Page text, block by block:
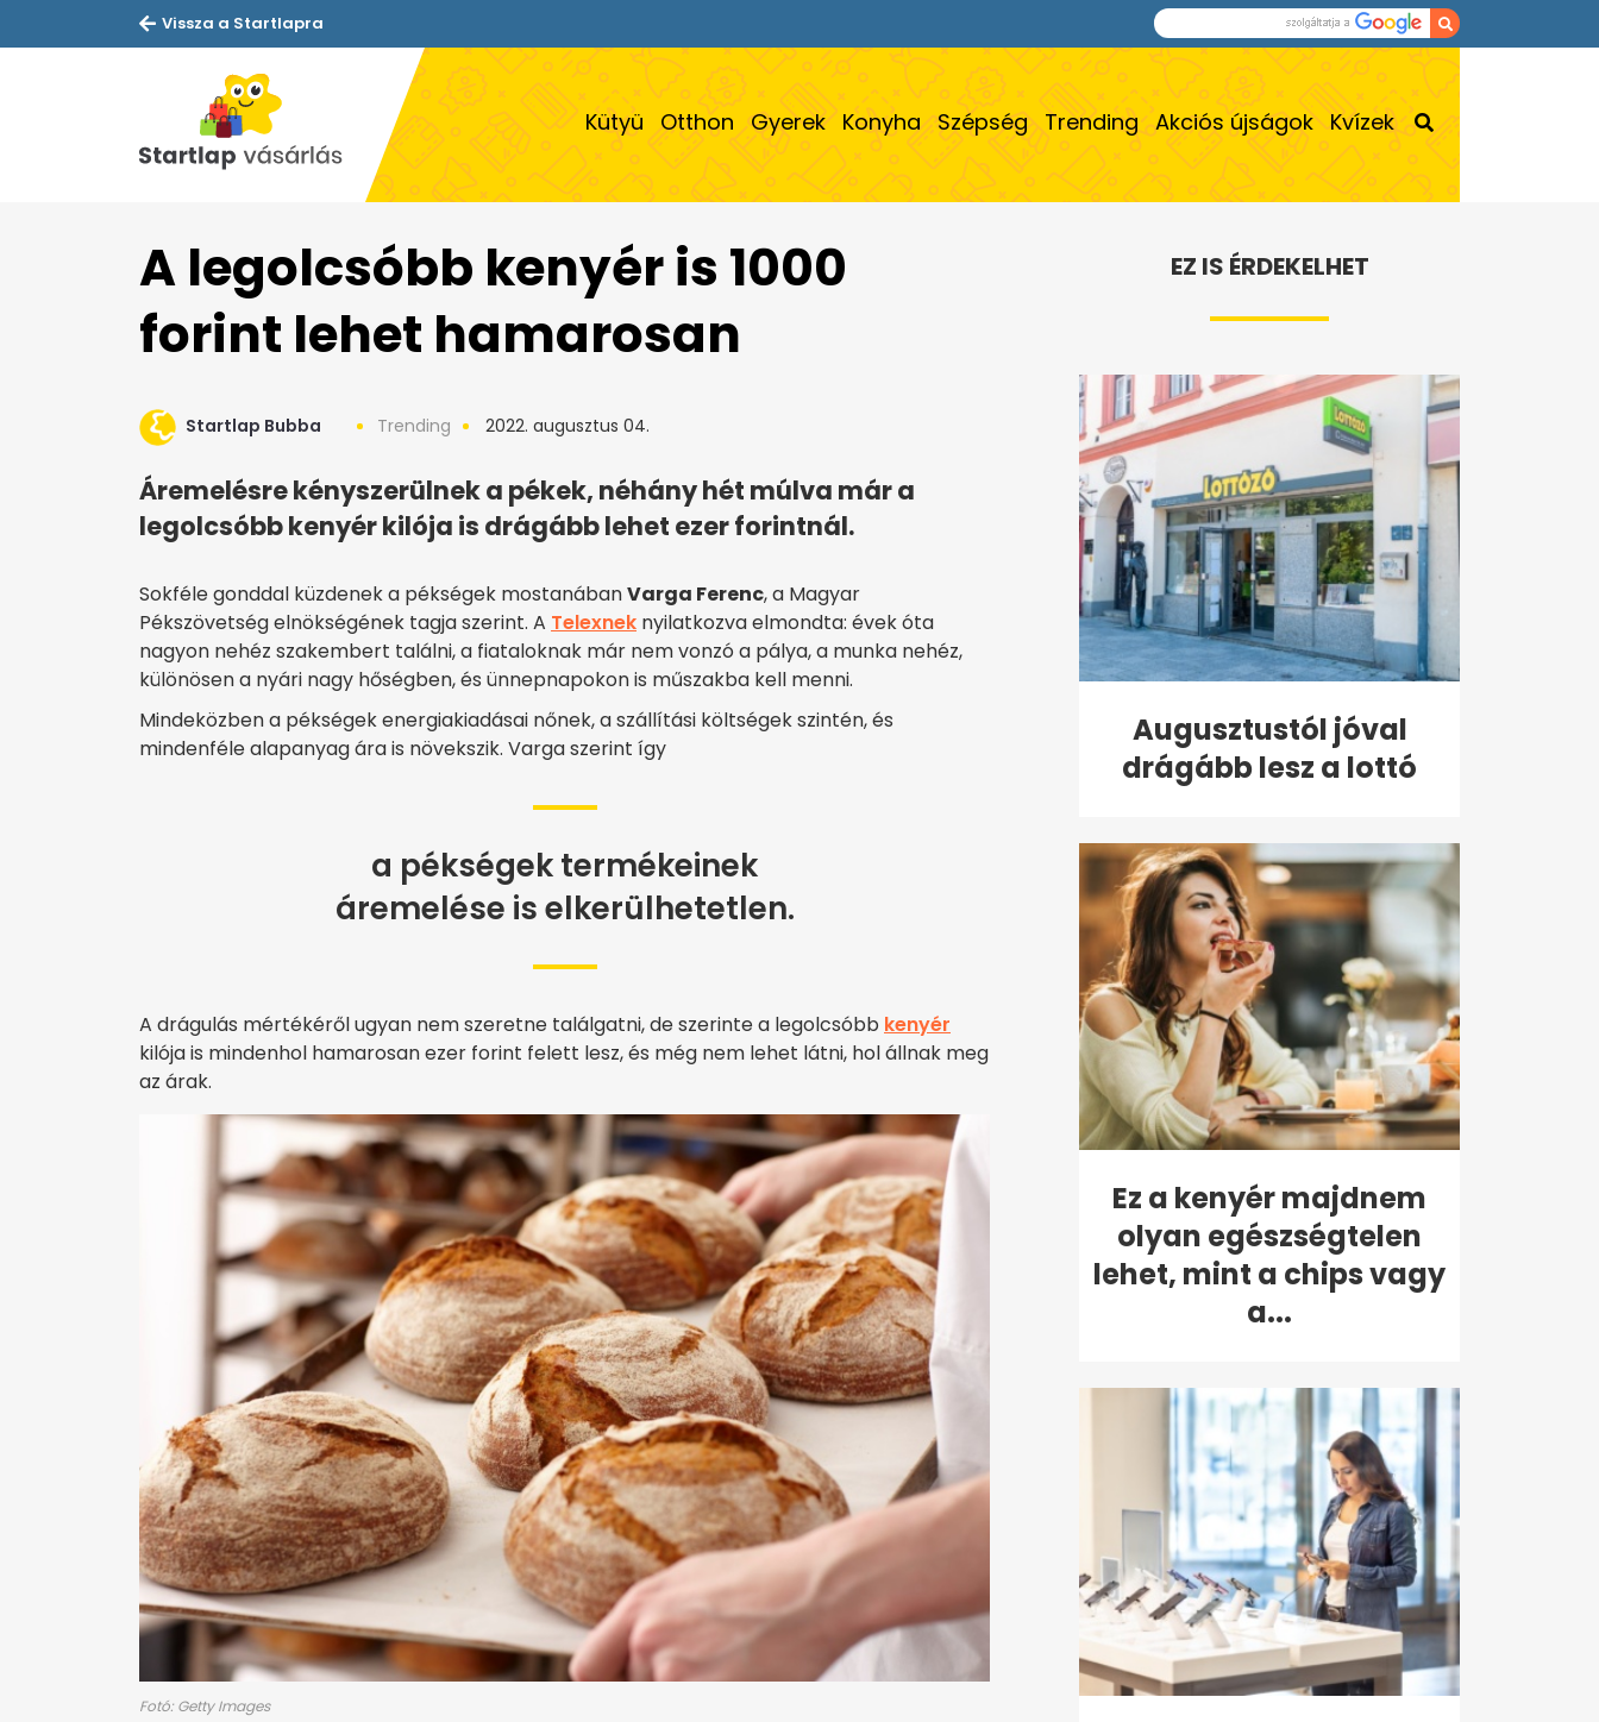
Vissza a Startlapra
Kütyü Otthon Gyerek Konyha Szépség Trending Akciós újságok Kvízek
A legolcsóbb kenyér is 1000
forint lehet hamarosan
Startlap Bubba Trending 2022. augusztus 04.
Áremelésre kényszerülnek a pékek, néhány hét múlva már a
legolcsóbb kenyér kilója is drágább lehet ezer forintnál.
Sokféle gonddal küzdenek a pékségek mostanábanVarga Ferenc, a Magyar
Pékszövetség elnökségének tagja szerint. A Telexnek nyilatkozva elmondta: évek óta
nagyon nehéz szakembert találni, a fiataloknak már nem vonzó a pálya, a munka nehéz,
különösen a nyári nagy hőségben, és ünnepnapokon is műszakba kell menni.
Mindeközben a pékségek energiakiadásai nőnek, a szállítási költségek szintén, és
mindenféle alapanyag ára is növekszik. Varga szerint így
a pékségek termékeinek
áremelése is elkerülhetetlen.
A drágulás mértékéről ugyan nem szeretne találgatni, de szerinte a legolcsóbb kenyér
kilója is mindenhol hamarosan ezer forint felett lesz, és még nem lehet látni, hol állnak meg
az árak.
Fotó: Getty Images
EZ IS ÉRDEKELHET
Augusztustól jóval
drágább lesz a lottó
Ez a kenyér majdnem
olyan egészségtelen
lehet, mint a chips vagy
a...